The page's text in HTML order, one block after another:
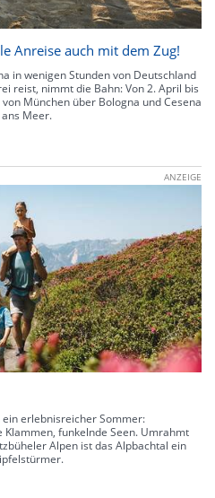
Anreise auch mit dem Zug!
in wenigen Stunden von Deutschland
reist, nimmt die Bahn: Von 2. April bis
München über Bologna und Cesena
Meer.
ANZEIGE
erlebnisreicher Sommer:
funkelnde Seen. Umrahmt
Alpen ist das Alpbachtal ein